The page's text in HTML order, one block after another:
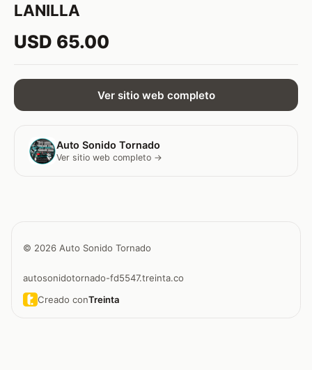
LANILLA
USD 65.00
Ver sitio web completo
Auto Sonido Tornado
Ver sitio web completo →
© 2026 Auto Sonido Tornado
autosonidotornado-fd5547.treinta.co
Creado conTreinta